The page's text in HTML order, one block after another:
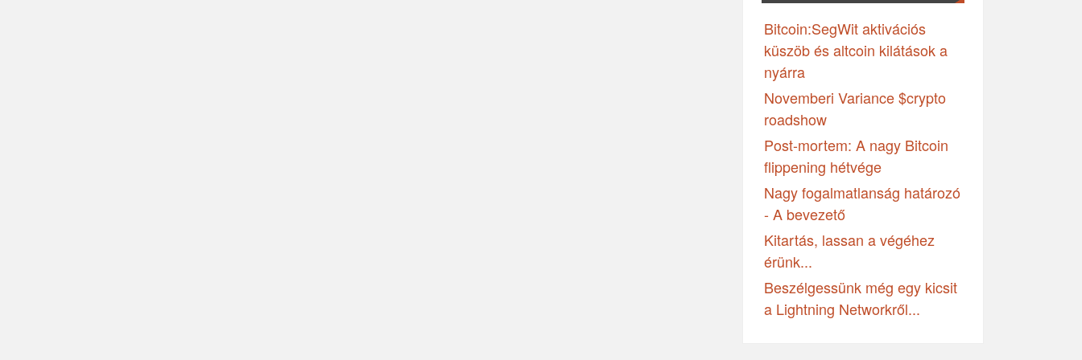
Bitcoin:SegWit aktivációs
küszöb és altcoin kilátások a
nyárra
Novemberi Variance $crypto
roadshow
Post-mortem: A nagy Bitcoin
flippening hétvége
Nagy fogalmatlanság határozó
- A bevezető
Kitartás, lassan a végéhez
érünk...
Beszélgessünk még egy kicsit
a Lightning Networkről...